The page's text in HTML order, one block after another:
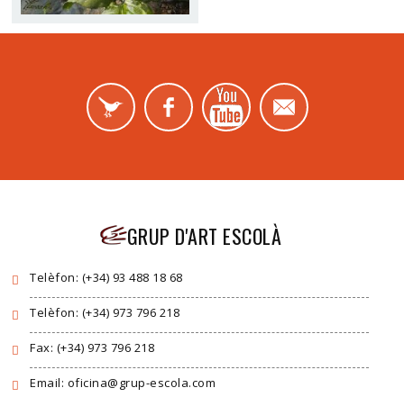
GRUP D'ART ESCOLÀ
Telèfon: (+34) 93 488 18 68
Telèfon: (+34) 973 796 218
Fax: (+34) 973 796 218
Email: oficina@grup-escola.com